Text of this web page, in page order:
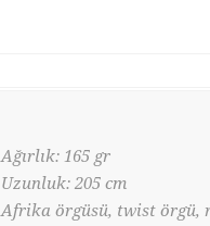
Ağırlık: 165 gr
Uzunluk: 205 cm
Afrika örgüsü, twist örgü,